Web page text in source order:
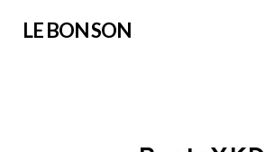
LE BON SON